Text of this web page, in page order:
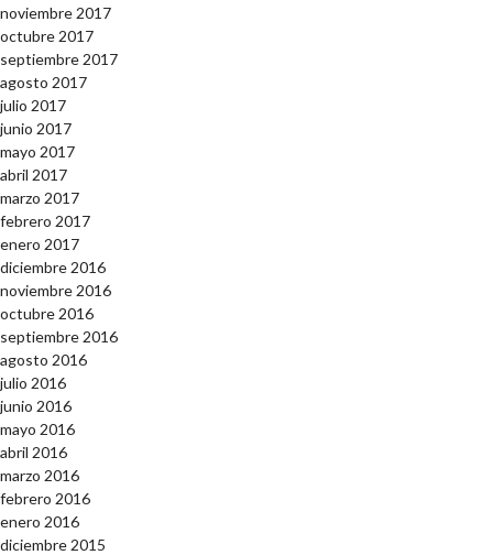
noviembre 2017
octubre 2017
septiembre 2017
agosto 2017
julio 2017
junio 2017
mayo 2017
abril 2017
marzo 2017
febrero 2017
enero 2017
diciembre 2016
noviembre 2016
octubre 2016
septiembre 2016
agosto 2016
julio 2016
junio 2016
mayo 2016
abril 2016
marzo 2016
febrero 2016
enero 2016
diciembre 2015